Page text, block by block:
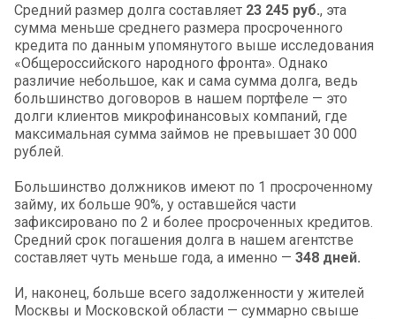
Средний размер долга составляет 23 245 руб., эта
сумма меньше среднего размера просроченного
кредита по данным упомянутого выше исследования
«Общероссийского народного фронта». Однако
различие небольшое, как и сама сумма долга, ведь
большинство договоров в нашем портфеле — это
долги клиентов микрофинансовых компаний, где
максимальная сумма займов не превышает 30 000
рублей.
Большинство должников имеют по 1 просроченному
займу, их больше 90%, у оставшейся части
зафиксировано по 2 и более просроченных кредитов.
Средний срок погашения долга в нашем агентстве
составляет чуть меньше года, а именно — 348 дней.
И, наконец, больше всего задолженности у жителей
Москвы и Московской области — суммарно свыше